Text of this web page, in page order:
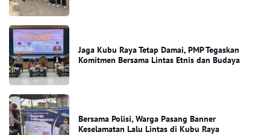
Jaga Kubu Raya Tetap Damai, PMP Tegaskan
Komitmen Bersama Lintas Etnis dan Budaya
Bersama Polisi, Warga Pasang Banner
Keselamatan Lalu Lintas di Kubu Raya